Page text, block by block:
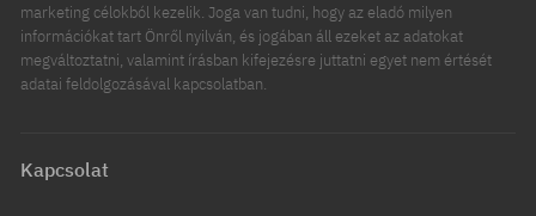
marketing célokból kezelik. Joga van tudni, hogy az eladó milyen
információkat tart Önről nyilván, és jogában áll ezeket az adatokat
megváltoztatni, valamint írásban kifejezésre juttatni egyet nem értését
adatai feldolgozásával kapcsolatban.
Kapcsolat